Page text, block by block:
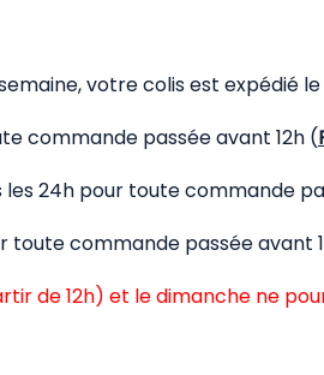
votre colis est expédié
commande passée avant 12h (
les 24h pour toute commande
toute commande passée avant
de 12h) et le dimanche ne